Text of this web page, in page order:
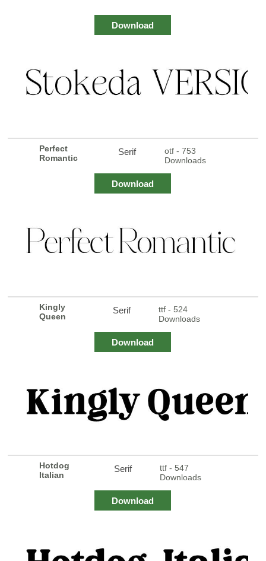
Download
Perfect
Romantic
Serif
otf - 753
Downloads
Download
Kingly
Queen
Serif
ttf - 524
Downloads
Download
Hotdog
Italian
Serif
ttf - 547
Downloads
Download